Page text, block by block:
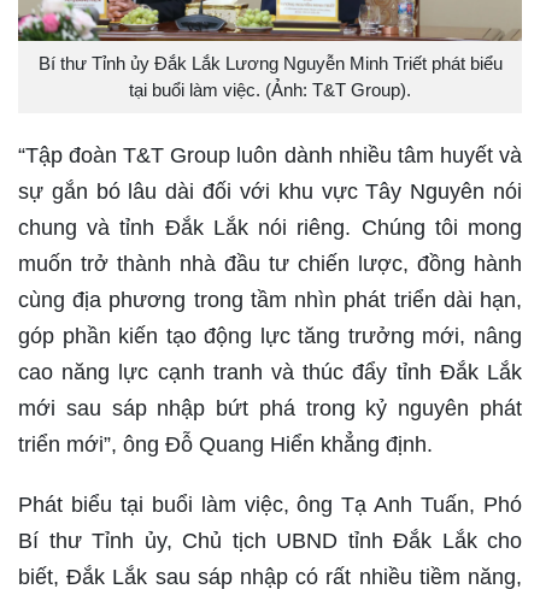
Bí thư Tỉnh ủy Đắk Lắk Lương Nguyễn Minh Triết phát biểu
tại buổi làm việc. (Ảnh: T&T Group).
“Tập đoàn T&T Group luôn dành nhiều tâm huyết và
sự gắn bó lâu dài đối với khu vực Tây Nguyên nói
chung và tỉnh Đắk Lắk nói riêng. Chúng tôi mong
muốn trở thành nhà đầu tư chiến lược, đồng hành
cùng địa phương trong tầm nhìn phát triển dài hạn,
góp phần kiến tạo động lực tăng trưởng mới, nâng
cao năng lực cạnh tranh và thúc đẩy tỉnh Đắk Lắk
mới sau sáp nhập bứt phá trong kỷ nguyên phát
triển mới”, ông Đỗ Quang Hiển khẳng định.
Phát biểu tại buổi làm việc, ông Tạ Anh Tuấn, Phó
Bí thư Tỉnh ủy, Chủ tịch UBND tỉnh Đắk Lắk cho
biết, Đắk Lắk sau sáp nhập có rất nhiều tiềm năng,